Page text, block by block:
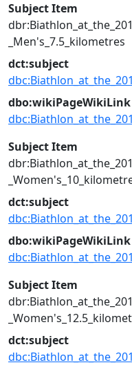
Subject Item
_Men's_7.5_kilometres
dct:subject
dbo:wikiPageWikiLink
Subject Item
dct:subject
dbo:wikiPageWikiLink
Subject Item
dct:subject